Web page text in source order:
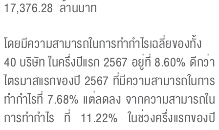
17,376.28 ล้านบาท
โดยมีความสามารถในการทำกำไรเฉลี่ยของทั้ง
40 บริษัท ในครึ่งปีแรก 2567 อยู่ที่ 8.60% ดีกว่า
ไตรมาสแรกของปี 2567 ที่มีความสามารถในการ
ทำกำไรที่ 7.68% แต่ลดลง จากความสามารถใน
การทำกำไร ที่ 11.22% ในช่วงครึ่งแรกของปี